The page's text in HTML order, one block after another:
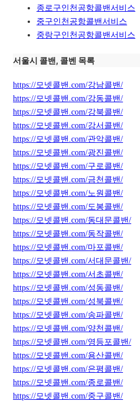
종로구인천공항콜밴서비스
중구인천공항콜밴서비스
중랑구인천공항콜밴서비스
서울시 콜밴, 콜벤 목록
https://모넷콜밴.com/강남콜밴/
https://모넷콜밴.com/강동콜밴/
https://모넷콜밴.com/강북콜밴/
https://모넷콜밴.com/강서콜밴/
https://모넷콜밴.com/관악콜밴/
https://모넷콜밴.com/광진콜밴/
https://모넷콜밴.com/구로콜밴/
https://모넷콜밴.com/금천콜밴/
https://모넷콜밴.com/노원콜밴/
https://모넷콜밴.com/도봉콜밴/
https://모넷콜밴.com/동대문콜밴/
https://모넷콜밴.com/동작콜밴/
https://모넷콜밴.com/마포콜밴/
https://모넷콜밴.com/서대문콜밴/
https://모넷콜밴.com/서초콜밴/
https://모넷콜밴.com/성동콜밴/
https://모넷콜밴.com/성북콜밴/
https://모넷콜밴.com/송파콜밴/
https://모넷콜밴.com/양천콜밴/
https://모넷콜밴.com/영등포콜밴/
https://모넷콜밴.com/용산콜밴/
https://모넷콜밴.com/은평콜밴/
https://모넷콜밴.com/종로콜밴/
https://모넷콜밴.com/중구콜밴/